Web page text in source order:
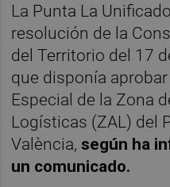
La Punta La
resolución de la
del Territorio del 17
que disponía
Especial de la Zona
Logísticas (ZAL) del
València, según ha
un comunicado.